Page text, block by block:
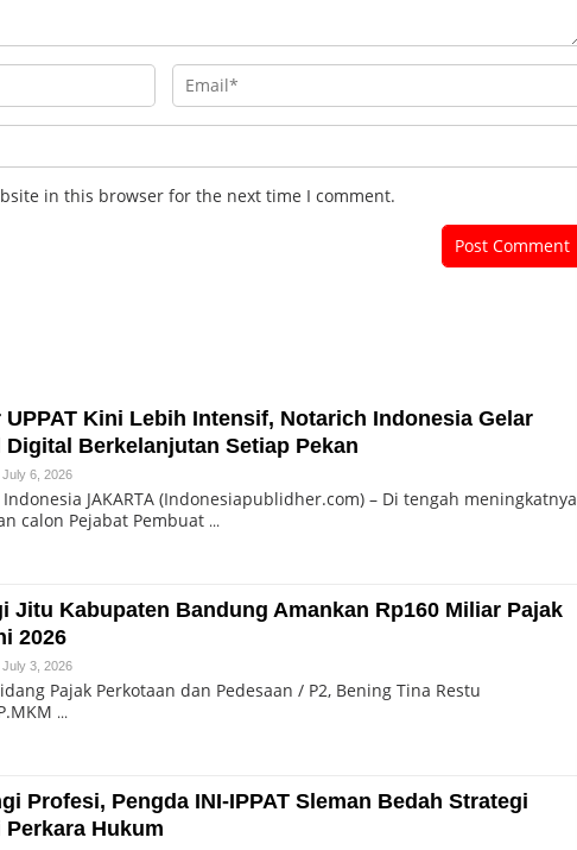
in this browser for the next time I comment.
UPPAT Kini Lebih Intensif, Notarich Indonesia Gelar
Digital Berkelanjutan Setiap Pekan
July 6, 2026
JAKARTA (Indonesiapublidher.com) – Di tengah meningkatnya
calon Pejabat Pembuat
Jitu Kabupaten Bandung Amankan Rp160 Miliar Pajak
2026
July 3, 2026
Pajak Perkotaan dan Pedesaan / P2, Bening Tina Restu
Profesi, Pengda INI-IPPAT Sleman Bedah Strategi
Perkara Hukum